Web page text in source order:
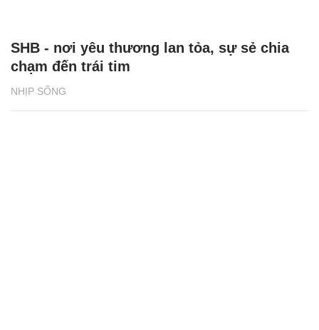
NHỊP SỐNG
SHB - nơi yêu thương lan tỏa, sự sẻ chia
chạm đến trái tim